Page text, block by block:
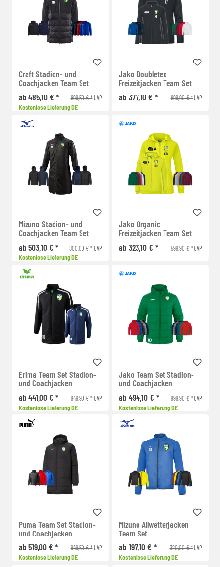
Craft Stadion- und
Coachjacken Team Set
ab 485,10 € *
899,50 € *UVP
Kostenlose Lieferung DE
Jako Doubletex
Freizeitjacken Team Set
ab 377,10 € *
699,90 € *UVP
Mizuno Stadion- und
Coachjacken Team Set
ab 503,10 € *
800,00 € *UVP
Kostenlose Lieferung DE
Jako Organic
Freizeitjacken Team Set
ab 323,10 € *
599,90 € *UVP
Erima Team Set Stadion-
und Coachjacken
ab 441,00 € *
949,90 € *UVP
Kostenlose Lieferung DE
Jako Team Set Stadion-
und Coachjacken
ab 494,10 € *
999,90 € *UVP
Kostenlose Lieferung DE
Puma Team Set Stadion-
und Coachjacken
ab 519,00 € *
949,50 € *UVP
Kostenlose Lieferung DE
Mizuno Allwetterjacken
Team Set
ab 197,10 € *
320,00 € *UVP
Kostenlose Lieferung DE